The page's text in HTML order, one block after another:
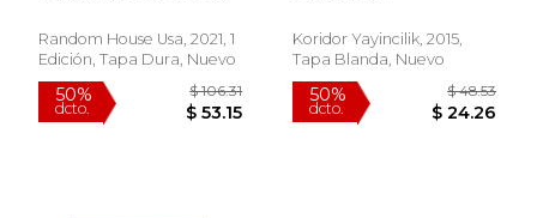
Random House Usa, 2021, 1
Edición, Tapa Dura, Nuevo
Koridor Yayincilik, 2015,
Tapa Blanda, Nuevo